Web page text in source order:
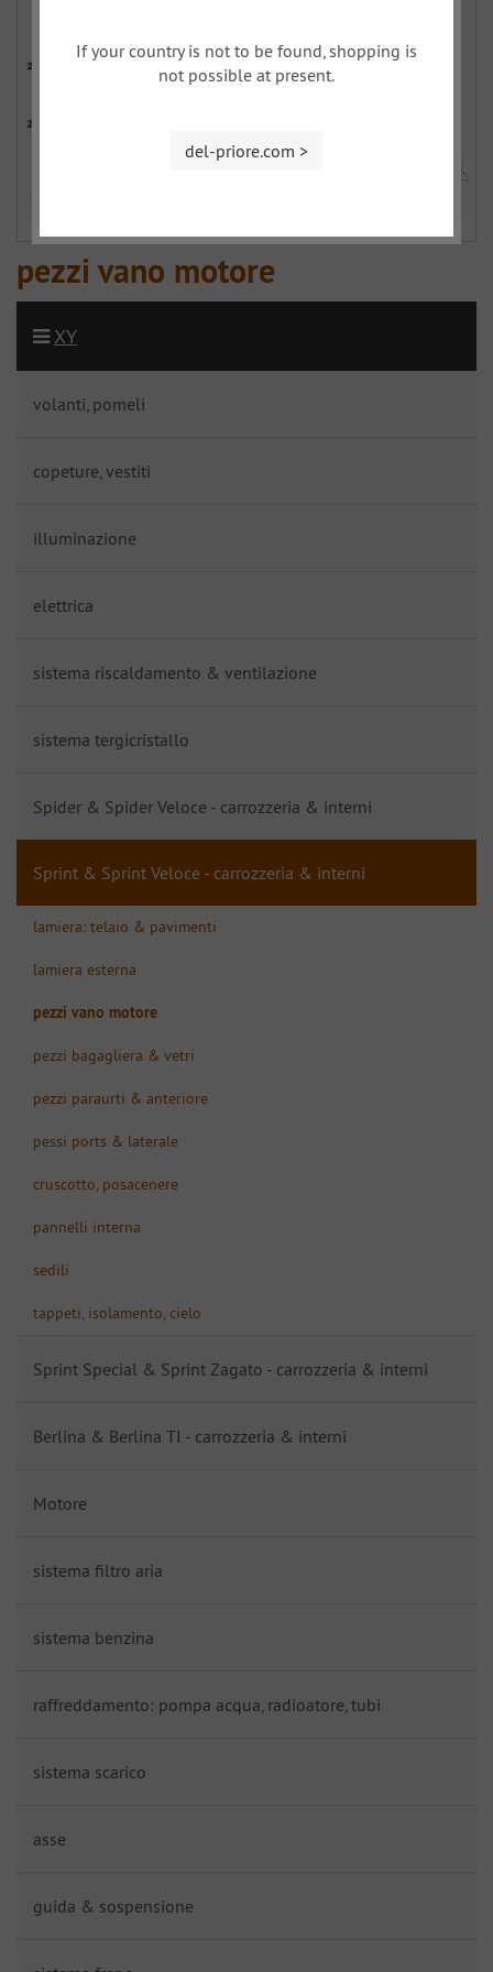
pezzi vano motore
XY
volanti, pomeli
copeture, vestiti
illuminazione
elettrica
sistema riscaldamento & ventilazione
sistema tergicristallo
Spider & Spider Veloce - carrozzeria & interni
Sprint & Sprint Veloce - carrozzeria & interni
lamiera: telaio & pavimenti
lamiera esterna
pezzi vano motore
pezzi bagagliera & vetri
pezzi paraurti & anteriore
pessi ports & laterale
cruscotto, posacenere
pannelli interna
sedili
tappeti, isolamento, cielo
Sprint Special & Sprint Zagato - carrozzeria & interni
Berlina & Berlina TI - carrozzeria & interni
Motore
sistema filtro aria
sistema benzina
raffreddamento: pompa acqua, radioatore, tubi
sistema scarico
asse
guida & sospensione
If your country is not to be found, shopping is
not possible at present.
del-priore.com >